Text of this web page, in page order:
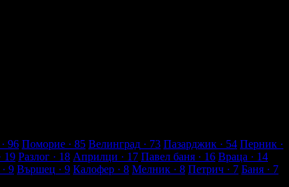
· 96 Поморие · 85 Велинград · 73 Пазарджик · 54 Перник ·
19 Разлог · 18 Априлци · 17 Павел баня · 16 Враца · 14
· 9 Вършец · 9 Калофер · 8 Мелник · 8 Петрич · 7 Баня · 7